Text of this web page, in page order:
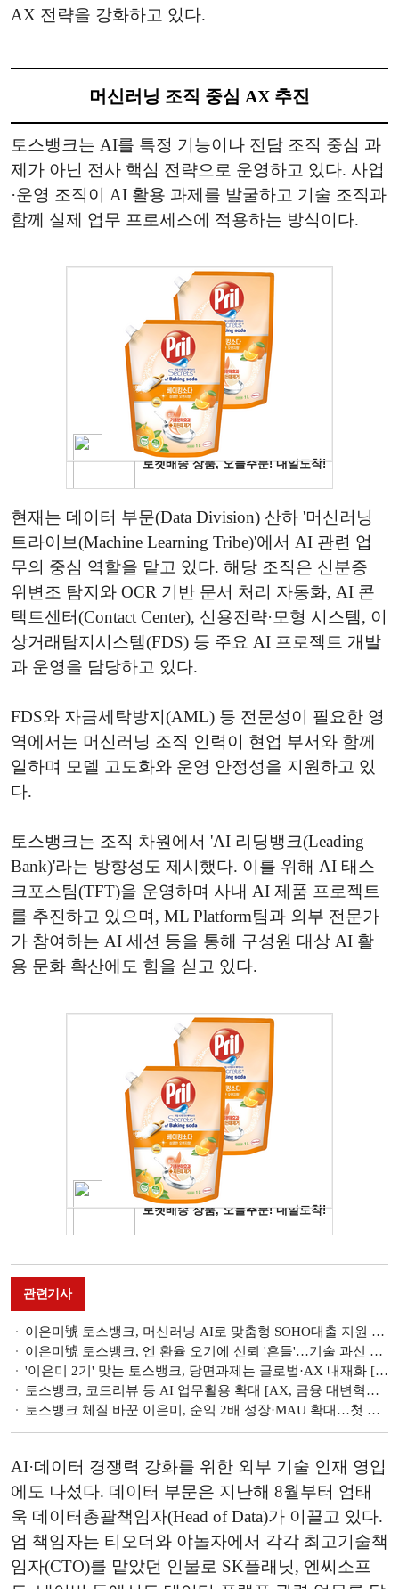
AX 전략을 강화하고 있다.
머신러닝 조직 중심 AX 추진
토스뱅크는 AI를 특정 기능이나 전담 조직 중심 과
제가 아닌 전사 핵심 전략으로 운영하고 있다. 사업
·운영 조직이 AI 활용 과제를 발굴하고 기술 조직과
함께 실제 업무 프로세스에 적용하는 방식이다.
현재는 데이터 부문(Data Division) 산하 '머신러닝
트라이브(Machine Learning Tribe)'에서 AI 관련 업
무의 중심 역할을 맡고 있다. 해당 조직은 신분증
위변조 탐지와 OCR 기반 문서 처리 자동화, AI 콘
택트센터(Contact Center), 신용전략·모형 시스템, 이
상거래탐지시스템(FDS) 등 주요 AI 프로젝트 개발
과 운영을 담당하고 있다.
FDS와 자금세탁방지(AML) 등 전문성이 필요한 영
역에서는 머신러닝 조직 인력이 현업 부서와 함께
일하며 모델 고도화와 운영 안정성을 지원하고 있
다.
토스뱅크는 조직 차원에서 'AI 리딩뱅크(Leading
Bank)'라는 방향성도 제시했다. 이를 위해 AI 태스
크포스팀(TFT)을 운영하며 사내 AI 제품 프로젝트
를 추진하고 있으며, ML Platform팀과 외부 전문가
가 참여하는 AI 세션 등을 통해 구성원 대상 AI 활
용 문화 확산에도 힘을 싣고 있다.
관련기사
이은미號 토스뱅크, 머신러닝 AI로 맞춤형 SOHO대출 지원 [은행,생산적 금융 선봉에 서다]
이은미號 토스뱅크, 엔 환율 오기에 신뢰 '흔들'…기술 과신 우려 [인뱅은 지금]
'이은미 2기' 맞는 토스뱅크, 당면과제는 글로벌·AX 내재화 [금융권 CEO 이슈]
토스뱅크, 코드리뷰 등 AI 업무활용 확대 [AX, 금융 대변혁의 시대]
토스뱅크 체질 바꾼 이은미, 순익 2배 성장·MAU 확대…첫 연임 가시권 [금융권 CEO 이슈]
AI·데이터 경쟁력 강화를 위한 외부 기술 인재 영입
에도 나섰다. 데이터 부문은 지난해 8월부터 엄태
욱 데이터총괄책임자(Head of Data)가 이끌고 있다.
엄 책임자는 티오더와 야놀자에서 각각 최고기술책
임자(CTO)를 맡았던 인물로 SK플래닛, 엔씨소프